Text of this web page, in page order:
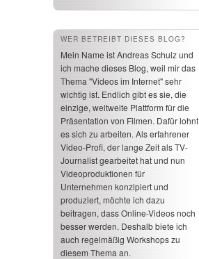
WER BETREIBT DIESES BLOG?
Mein Name ist Andreas Schulz und
ich mache dieses Blog, weil mir das
Thema "Videos im Internet" sehr
wichtig ist. Endlich gibt es sie, die
einzige, weltweite Plattform für die
Präsentation von Filmen. Dafür lohnt
es sich zu arbeiten. Als erfahrener
Video-Profi, der lange Zeit als TV-
Journalist gearbeitet hat und nun
Videoproduktionen für
Unternehmen konzipiert und
produziert, möchte ich dazu
beitragen, dass Online-Videos noch
besser werden. Deshalb biete ich
auch regelmäßig Workshops zu
diesem Thema an.